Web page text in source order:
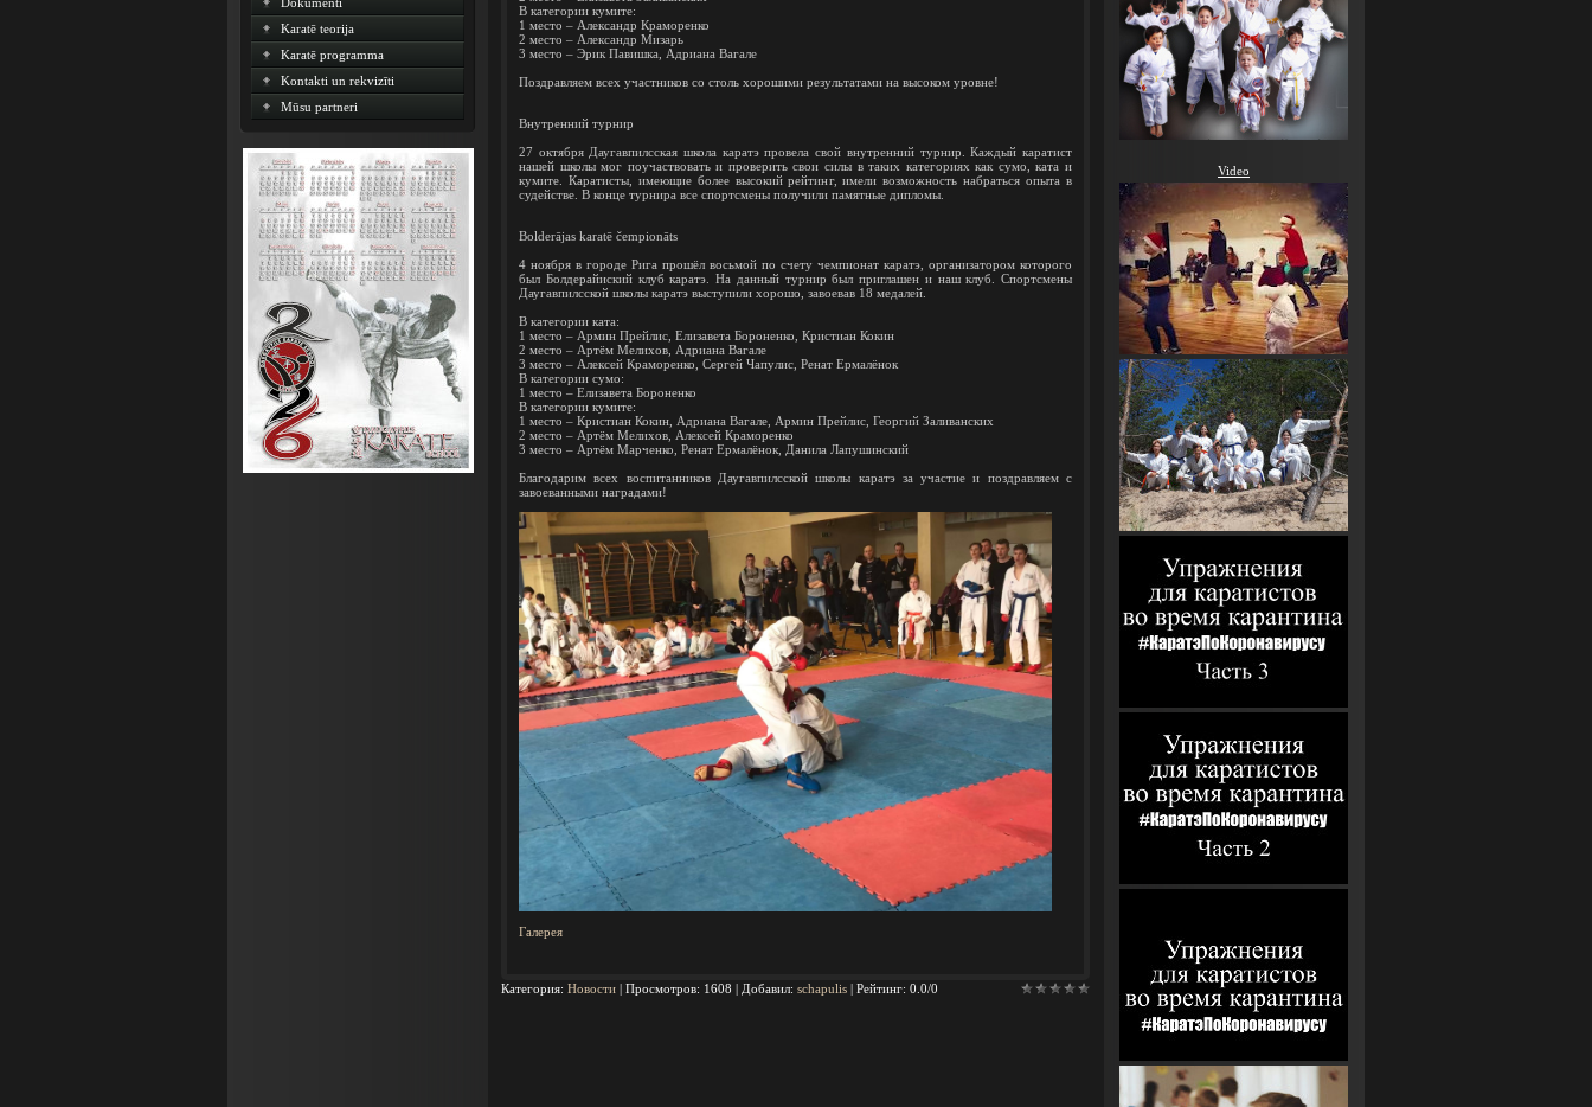
Karatē teorija
Karatē programma
Kontakti un rekvizīti
Mūsu partneri
В категории кумите:
1 место – Александр Краморенко
2 место – Александр Мизарь
3 место – Эрик Павишка, Адриана Вагале
Поздравляем всех участников со столь хорошими результатами на высоком уровне!
Внутренний турнир
27 октября Даугавпилсская школа каратэ провела свой внутренний турнир. Каждый каратист
нашей школы мог поучаствовать и проверить свои силы в таких категориях как сумо, ката и
кумите. Каратисты, имеющие более высокий рейтинг, имели возможность набраться опыта в
судействе. В конце турнира все спортсмены получили памятные дипломы.
Bolderājas karatē čempionāts
4 ноября в городе Рига прошёл восьмой по счету чемпионат каратэ, организатором которого
был Болдерайиский клуб каратэ. На данный турнир был приглашен и наш клуб. Спортсмены
Даугавпилсской школы каратэ выступили хорошо, завоевав 18 медалей.
В категории ката:
1 место – Армин Прейлис, Елизавета Бороненко, Кристиан Кокин
2 место – Артём Мелихов, Адриана Вагале
3 место – Алексей Краморенко, Сергей Чапулис, Ренат Ермалёнок
В категории сумо:
1 место – Елизавета Бороненко
В категории кумите:
1 место – Кристиан Кокин, Адриана Вагале, Армин Прейлис, Георгий Заливанских
2 место – Артём Мелихов, Алексей Краморенко
3 место – Артём Марченко, Ренат Ермалёнок, Данила Лапушинский
Благодарим всех воспитанников Даугавпилсской школы каратэ за участие и поздравляем с
завоеванными наградами!
Галерея
Категория: Новости | Просмотров: 1608 | Добавил: schapulis | Рейтинг: 0.0/0
Video